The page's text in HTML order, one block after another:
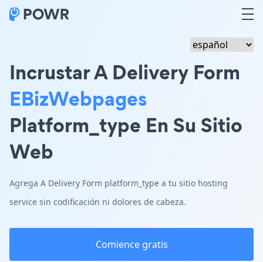
Incrustar A Delivery Form
EBizWebpages
Platform_type En Su Sitio
Web
Agrega A Delivery Form platform_type a tu sitio hosting
service sin codificación ni dolores de cabeza.
Comience gratis